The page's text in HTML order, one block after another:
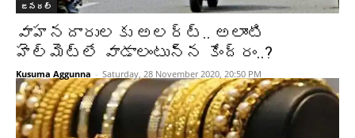
జనరల్
వాహనదారులకు అలర్ట్.. అలాంటి
హెల్మెట్లే వాడాలంటున్న కేంద్రం..?
Kusuma Aggunna - Saturday, 28 November 2020, 20:50 PM